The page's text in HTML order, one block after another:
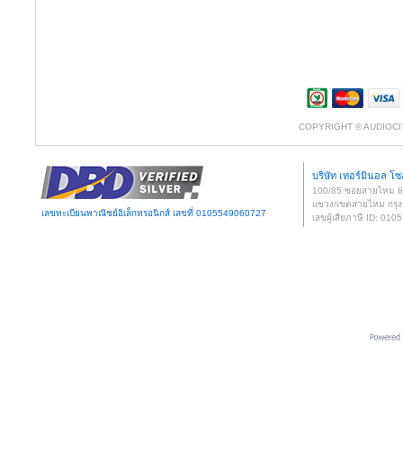
COPYRIGHT ©
เลขทะเบียนพาณิชย์อิเล็กทรอนิกส์ เลขที่ 0105549060727
บริษัท เทอร์มินอล โ
100/85 ซอยสายไหม
แขวง/เขตสายไหม กรุ
เลขผู้เสียภาษี ID: